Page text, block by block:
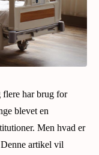
har brug for
blevet en
Men hvad er
artikel vil